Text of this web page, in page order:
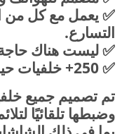
✅ يعمل مع كل من
التسارع.
✅ ليست هناك
✅ 250+ خلفيات حية 3D parallax 4K وتتزايد.
وضبطها تلقائيًا